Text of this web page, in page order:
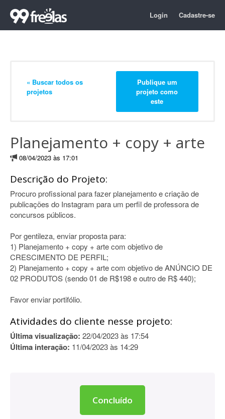
Login Cadastre-se
« Buscar todos os
projetos
Publique um
projeto como
este
Planejamento + copy + arte
08/04/2023 às 17:01
Descrição do Projeto:
Procuro profissional para fazer planejamento e criação de
publicações do Instagram para um perfil de professora de
concursos públicos.
Por gentileza, enviar proposta para:
1) Planejamento + copy + arte com objetivo de
CRESCIMENTO DE PERFIL;
2) Planejamento + copy + arte com objetivo de ANÚNCIO DE
02 PRODUTOS (sendo 01 de R$198 e outro de R$ 440);
Favor enviar portifólio.
Atividades do cliente nesse projeto:
Última visualização: 22/04/2023 às 17:54
Última interação: 11/04/2023 às 14:29
Concluído